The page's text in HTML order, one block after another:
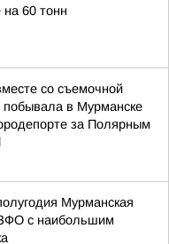
60 тонн
со съемочной
в Мурманске
за Полярным
Мурманская
с наибольшим